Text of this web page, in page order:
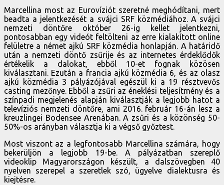
Marcellina most az Eurovíziót szeretné meghódítani, mert
beadta a jelentkezését a svájci SRF közmédiához. A svájci
nemzeti döntőre október 26-ig kellet jelentkezni,
pontosabban egy videót feltölteni az erre kialakított online
felületre a német ajkú SRF közmédia honlapján. A határidő
után a nemzeti döntő zsűrije és az internetes érdeklődők
értékelik a dalokat, ebből 10-et fognak közösen
kiválasztani. Ezután a francia ajkú közmédia 6, és az olasz
ajkú közmédia 3 pályázójával egészül ki a 19 résztvevős
casting mezőnye. Ebből a zsűri az éneklési teljesítmény és a
színpadi megjelenés alapján kiválasztják a legjobb hatot a
televíziós nemzeti döntőre, ami 2016. február 16-án lesz a
kreuzlingei Bodensee Arenában. A zsűri és a közönség 50-
50%-os arányban választja ki a végső győztest.
Most viszont az a legfontosabb Marcellina számára, hogy
bekerüljön a legjobb 19-be. A pályázatban szereplő
videoklip Magyarországon készült, a dalszövegben 40
nyelven szerepel a szeretlek szó, ügyelve dialektusra és
kiejtésre.